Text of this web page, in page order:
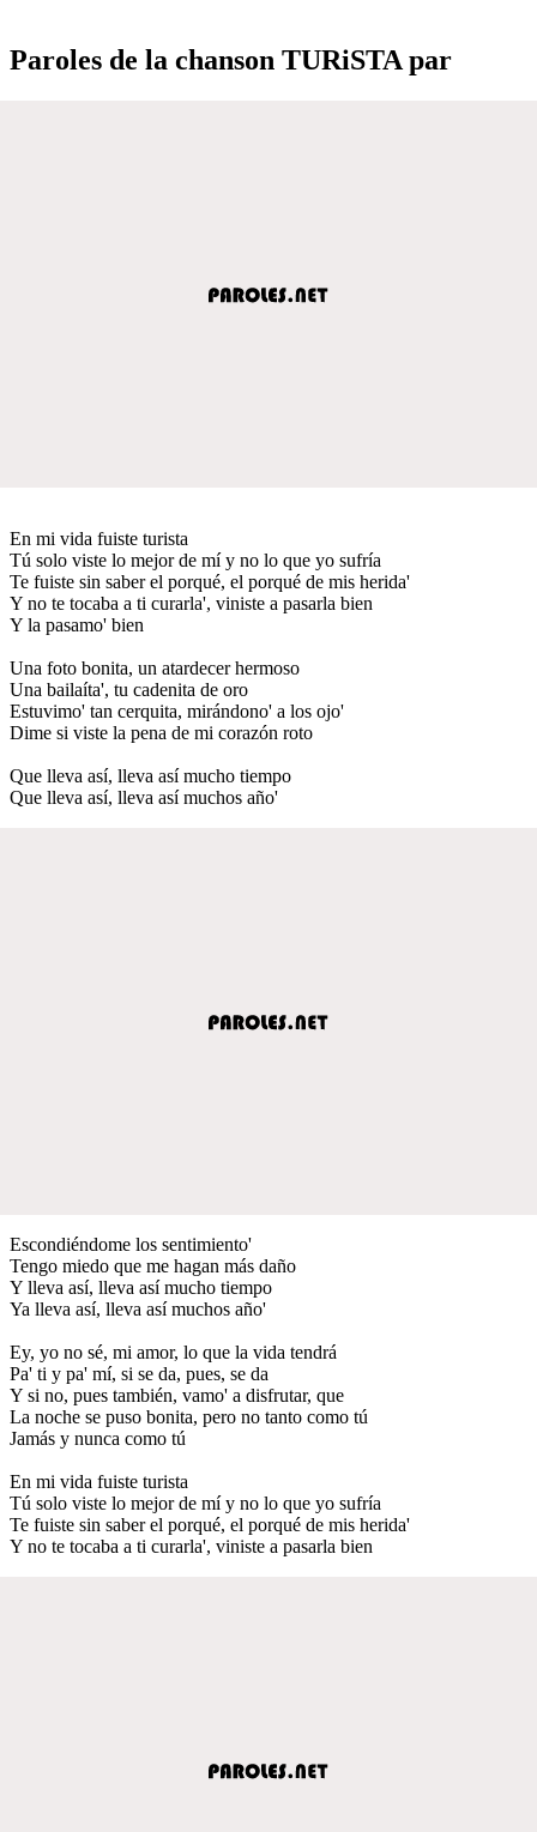
Paroles de la chanson TURiSTA par
En mi vida fuiste turista
Tú solo viste lo mejor de mí y no lo que yo sufría
Te fuiste sin saber el porqué, el porqué de mis herida'
Y no te tocaba a ti curarla', viniste a pasarla bien
Y la pasamo' bien
Una foto bonita, un atardecer hermoso
Una bailaíta', tu cadenita de oro
Estuvimo' tan cerquita, mirándono' a los ojo'
Dime si viste la pena de mi corazón roto
Que lleva así, lleva así mucho tiempo
Que lleva así, lleva así muchos año'
Escondiéndome los sentimiento'
Tengo miedo que me hagan más daño
Y lleva así, lleva así mucho tiempo
Ya lleva así, lleva así muchos año'
Ey, yo no sé, mi amor, lo que la vida tendrá
Pa' ti y pa' mí, si se da, pues, se da
Y si no, pues también, vamo' a disfrutar, que
La noche se puso bonita, pero no tanto como tú
Jamás y nunca como tú
En mi vida fuiste turista
Tú solo viste lo mejor de mí y no lo que yo sufría
Te fuiste sin saber el porqué, el porqué de mis herida'
Y no te tocaba a ti curarla', viniste a pasarla bien